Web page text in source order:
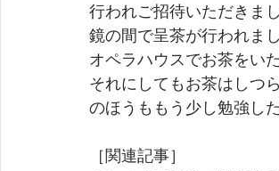
行われご招待いただきまし
鏡の間で呈茶が行われま
オペラハウスでお茶をい
それにしてもお茶はしつ
のほうももう少し勉強し
［関連記事］